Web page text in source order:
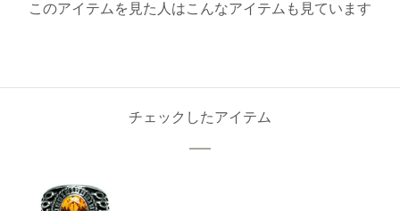
このアイテムを見た人はこんなアイテムも見ています
チェックしたアイテム